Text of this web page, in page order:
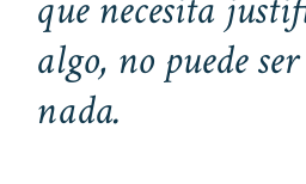
algo, no puede
nada.